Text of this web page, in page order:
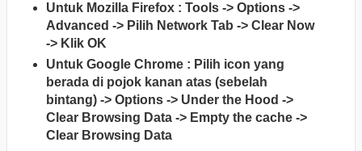
Untuk Mozilla Firefox : Tools -> Options ->
Advanced -> Pilih Network Tab -> Clear Now
-> Klik OK
Untuk Google Chrome : Pilih icon yang
berada di pojok kanan atas (sebelah
bintang) -> Options -> Under the Hood ->
Clear Browsing Data -> Empty the cache ->
Clear Browsing Data